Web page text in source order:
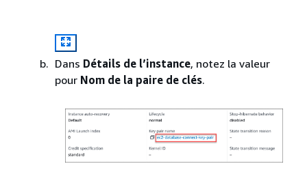
Dans Détails de l’instance, notez la valeur
pour Nom de la paire de clés.